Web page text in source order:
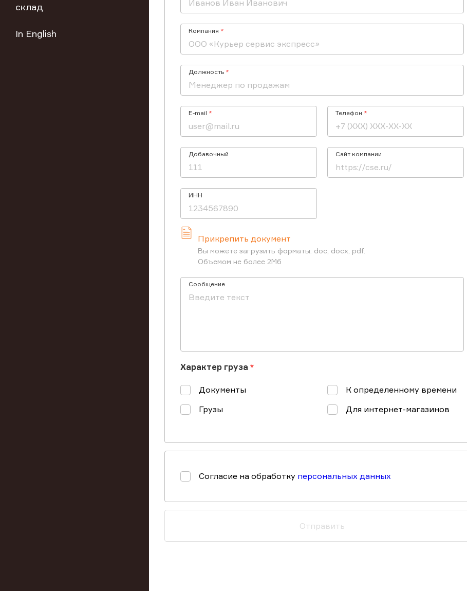
склад
In English Компания
Должность
E-mail Телефон
Добавочный Сайт компании
ИНН
Прикрепить документ
Вы можете загрузить форматы: doc, docx, pdf.
Объемом не более 2Мб
Сообщение
Характер груза
Документы
К определенному времени
Грузы
Для интернет-магазинов
Согласие на обработку персональных данных
Отправить